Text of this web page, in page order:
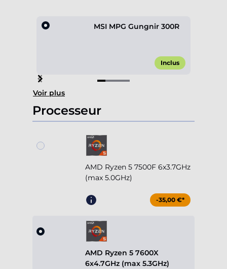
MSI MPG Gungnir 300R
Inclus
Item
1
of
4
Voir plus
Processeur
AMD Ryzen 5 7500F 6x3.7GHz
(max 5.0GHz)
-35,00 €*
AMD Ryzen 5 7600X
6x4.7GHz (max 5.3GHz)